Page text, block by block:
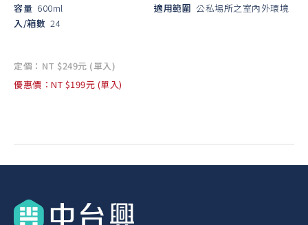
容量 600ml
入/箱數 24
適用範圍 公私場所之室內外環境
定價：NT $249元 (單入)
優惠價：NT $199元 (單入)